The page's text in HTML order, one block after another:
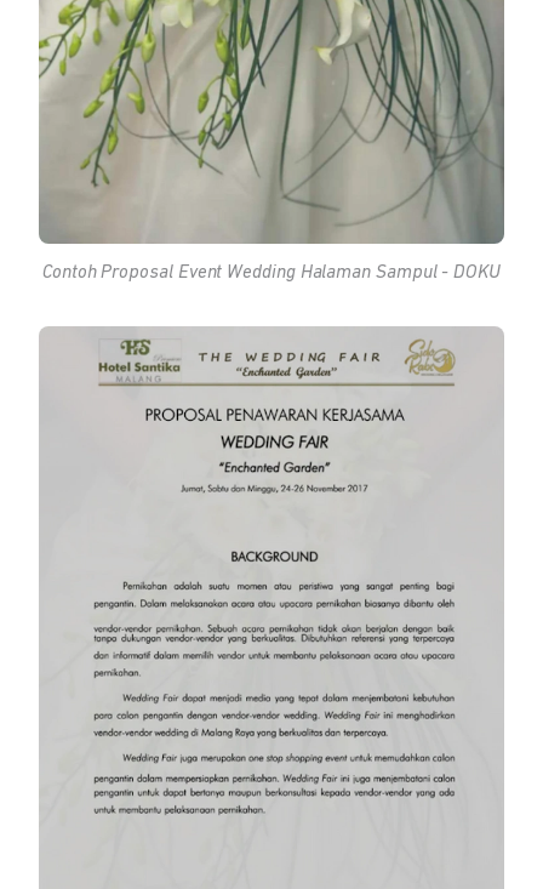
Contoh Proposal Event Wedding Halaman Sampul - DOKU